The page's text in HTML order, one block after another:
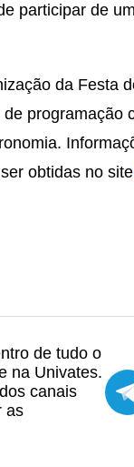
participar de
da Festa
programação
obtidas no
de tudo o
na Univates.
canais
as